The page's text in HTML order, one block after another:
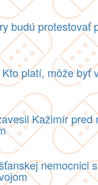
budú protestovať
platí, môže byť
Kažimír pred
nemocnici